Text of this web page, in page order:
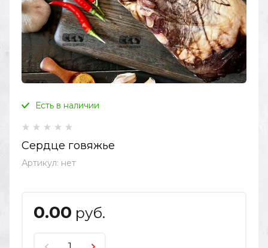
Есть в наличии
Сердце говяжье
Артикул: нет
0.00 руб.